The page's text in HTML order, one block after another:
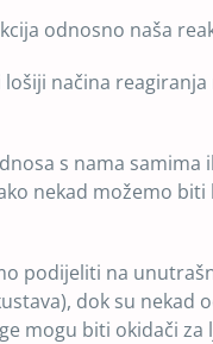
odnosno naša
načina
s nama
nekad možemo
podijeliti na
dok su nekad
mogu biti okidači